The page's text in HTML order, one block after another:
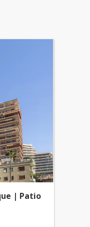
| Patio